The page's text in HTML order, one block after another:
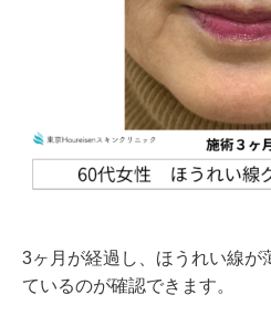
3ヶ月が経過し、ほうれい線が
ているのが確認できます。